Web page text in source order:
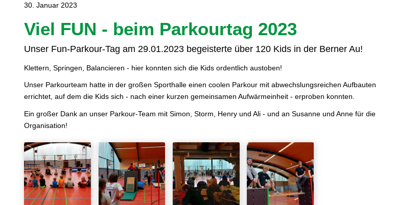
30. Januar 2023
Viel FUN - beim Parkourtag 2023
Unser Fun-Parkour-Tag am 29.01.2023 begeisterte über 120 Kids in der Berner Au!
Klettern, Springen, Balancieren - hier konnten sich die Kids ordentlich austoben!
Unser Parkourteam hatte in der großen Sporthalle einen coolen Parkour mit abwechslungsreichen Aufbauten
errichtet, auf dem die Kids sich - nach einer kurzen gemeinsamen Aufwärmeinheit - erproben konnten.
Ein großer Dank an unser Parkour-Team mit Simon, Storm, Henry und Ali - und an Susanne und Anne für die
Organisation!